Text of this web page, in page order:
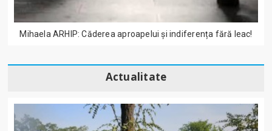
Mihaela ARHIP: Căderea aproapelui și indiferența fără leac!
Actualitate